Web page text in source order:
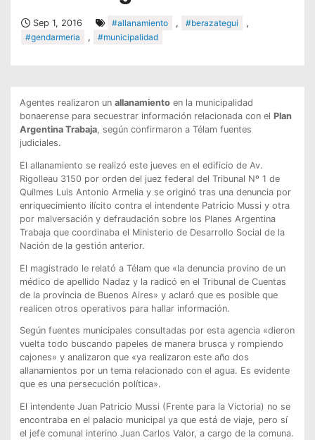
Sep 1, 2016 #allanamiento , #berazategui
,
#gendarmeria
, #municipalidad
Agentes realizaron un allanamientoen la municipalidad
bonaerense para secuestrar información relacionada con el Plan
Argentina Trabaja, según confirmaron a Télam fuentes
judiciales.
El allanamiento se realizó este jueves en el edificio de Av.
Rigolleau 3150 por orden del juez federal del Tribunal Nº 1 de
Quilmes Luis Antonio Armelia y se originó tras una denuncia por
enriquecimiento ilícito contra el intendente Patricio Mussi y otra
por malversación y defraudación sobre los Planes Argentina
Trabaja que coordinaba el Ministerio de Desarrollo Social de la
Nación de la gestión anterior.
El magistrado le relató a Télam que «la denuncia provino de un
médico de apellido Nadaz y la radicó en el Tribunal de Cuentas
de la provincia de Buenos Aires» y aclaró que es posible que
realicen otros operativos para hallar información.
Según fuentes municipales consultadas por esta agencia «dieron
vuelta todo buscando papeles de manera brusca y rompiendo
cajones» y analizaron que «ya realizaron este año dos
allanamientos por un tema relacionado con el agua. Es evidente
que es una persecución política».
El intendente Juan Patricio Mussi (Frente para la Victoria) no se
encontraba en el palacio municipal ya que está de viaje, pero sí
el jefe comunal interino Juan Carlos Valor, a cargo de la comuna.